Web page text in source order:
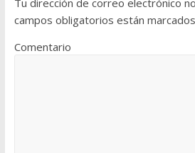
campos obligatorios están
Comentario